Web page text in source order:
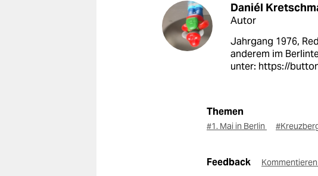
Daniél
Autor
Jahrgang 1976,
anderem im
unter: https://
Themen
#1. Mai in Berlin
Feedback Kommentieren